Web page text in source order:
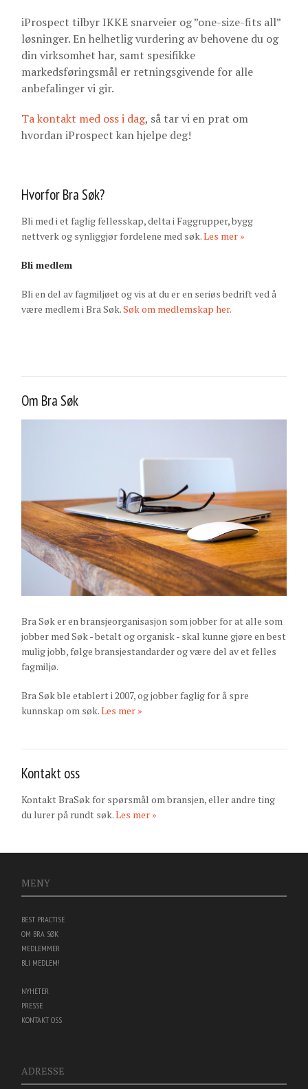
iProspect tilbyr IKKE snarveier og ”one-size-fits all”
løsninger. En helhetlig vurdering av behovene du og
din virksomhet har, samt spesifikke
markedsføringsmål er retningsgivende for alle
anbefalinger vi gir.
Ta kontakt med oss i dag, så tar vi en prat om
hvordan iProspect kan hjelpe deg!
Hvorfor Bra Søk?
Bli med i et faglig fellesskap, delta i Faggrupper, bygg
nettverk og synliggjør fordelene med søk.Les mer »
Bli medlem
Bli en del av fagmiljøet og vis at du er en seriøs bedrift ved å
være medlem i Bra Søk.Søk om medlemskap her.
Om Bra Søk
Bra Søk er en bransjeorganisasjon som jobber for at alle som
jobber med Søk - betalt og organisk - skal kunne gjøre en best
mulig jobb, følge bransjestandarder og være del av et felles
fagmiljø.
Bra Søk ble etablert i 2007, og jobber faglig for å spre
kunnskap om søk.Les mer »
Kontakt oss
Kontakt BraSøk for spørsmål om bransjen, eller andre ting
du lurer på rundt søk.Les mer »
MENY
BEST PRACTISE
OM BRA SØK
MEDLEMMER
BLI MEDLEM!
NYHETER
PRESSE
KONTAKT OSS
ADRESSE